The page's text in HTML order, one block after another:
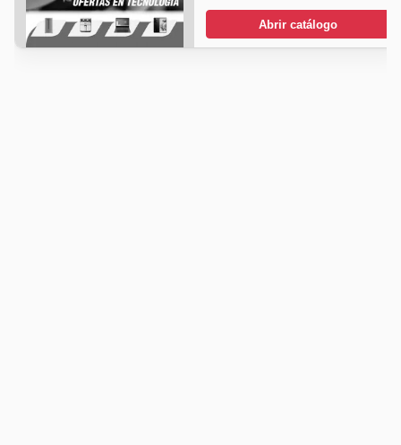
Abrir catálogo